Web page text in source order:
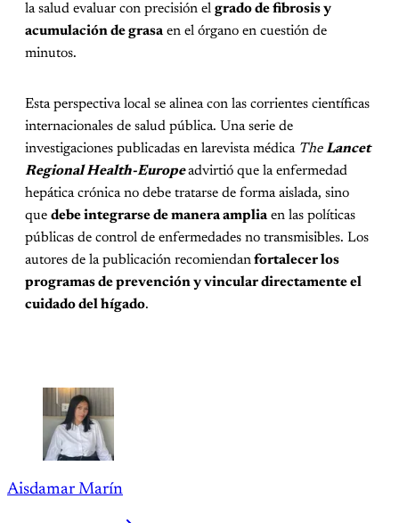
la salud evaluar con precisión el grado de fibrosis y
acumulación de grasa en el órgano en cuestión de
minutos.
Esta perspectiva local se alinea con las corrientes científicas
internacionales de salud pública. Una serie de
investigaciones publicadas en larevista médica TheLancet
Regional Health-Europeadvirtió que la enfermedad
hepática crónica no debe tratarse de forma aislada, sino
que debe integrarse de manera amplia en las políticas
públicas de control de enfermedades no transmisibles. Los
autores de la publicación recomiendanfortalecer los
programas de prevención y vincular directamente el
cuidado del hígado.
Aisdamar Marín